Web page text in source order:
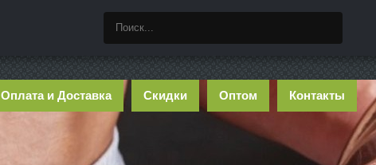
Оплата и Доставка Скидки Оптом Контакты